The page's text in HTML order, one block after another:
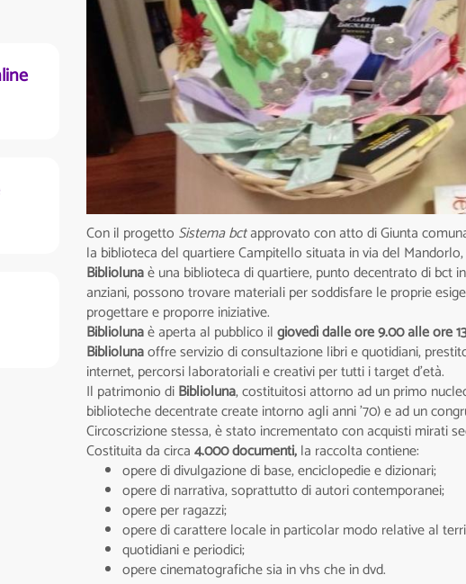
Con il progetto Sistema bctapprovato con atto di Giunta
la biblioteca del quartiere Campitello situata in via del
Bibliolunaè una biblioteca di quartiere, punto decentrato di bct
anziani, possono trovare materiali per soddisfare le proprie
progettare e proporre iniziative.
Bibliolunaè aperta al pubblico ilgiovedì dalle ore 9.00 alle ore
Bibliolunaoffre servizio di consultazione libri e quotidiani,
internet, percorsi laboratoriali e creativi per tutti i target d’età.
Il patrimonio diBiblioluna, costituitosi attorno ad un primo
biblioteche decentrate create intorno agli anni ’70) e ad un
Circoscrizione stessa, è stato incrementato con acquisti mirati
Costituita da circa4.000 documenti,la raccolta contiene:
opere di divulgazione di base, enciclopedie e dizionari;
opere di narrativa, soprattutto di autori contemporanei;
opere per ragazzi;
opere di carattere locale in particolar modo relative al
quotidiani e periodici;
opere cinematografiche sia in vhs che in dvd.